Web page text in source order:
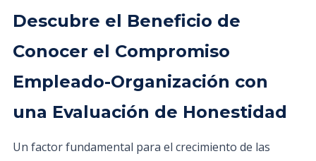
Descubre el Beneficio de
Conocer el Compromiso
Empleado-Organización con
una Evaluación de Honestidad
Un factor fundamental para el crecimiento de las